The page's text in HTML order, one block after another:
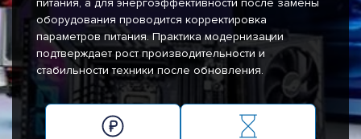
питания, а для энергоэффективности после замены
оборудования проводится корректировка
параметров питания. Практика модернизации
подтверждает рост производительности и
стабильности техники после обновления.